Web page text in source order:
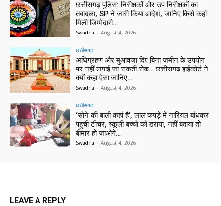
छत्तीसगढ़ पुलिस: निरीक्षकों और उप निरीक्षकों का
तबादला, SP ने जारी किया आदेश, जानिए किसे कहां
मिली जिम्मेदारी…
Swadha - August 4, 2026
छत्तीसगढ़
अधिग्रहण और मुआवजा दिए बिना जमीन के उपयोग
पर नहीं लगाई जा सकती रोक… छत्तीसगढ़ हाईकोर्ट ने
क्यों कहा ऐसा जानिए…
Swadha - August 4, 2026
छत्तीसगढ़
‘सोने की बाली कहां है’, लाल कपड़े में नारियल बांधकर
पहुंची टीचर, स्कूली बच्चों को डराया, नहीं बताया तो
बीमार हो जाओगे…
Swadha - August 4, 2026
LEAVE A REPLY